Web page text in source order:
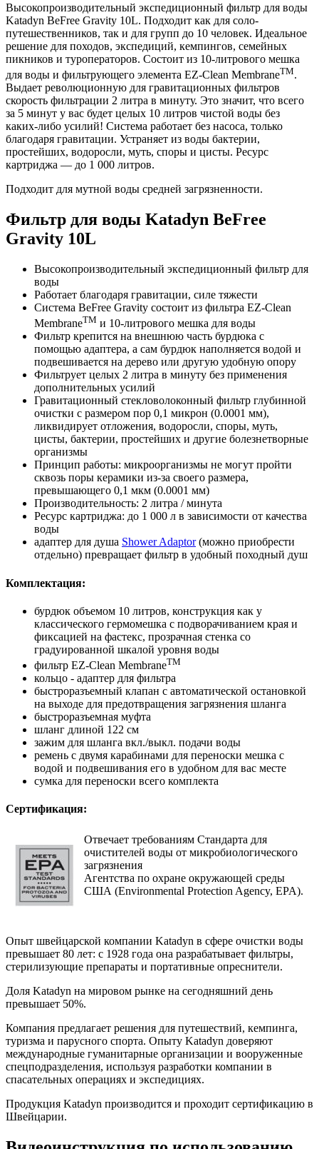
Высокопроизводительный экспедиционный фильтр для воды
Katadyn BeFree Gravity 10L. Подходит как для соло-
путешественников, так и для групп до 10 человек. Идеальное
решение для походов, экспедиций, кемпингов, семейных
пикников и туроператоров. Состоит из 10-литрового мешка
для воды и фильтрующего элемента EZ-Clean MembraneТМ.
Выдает революционную для гравитационных фильтров
скорость фильтрации 2 литра в минуту. Это значит, что всего
за 5 минут у вас будет целых 10 литров чистой воды без
каких-либо усилий! Система работает без насоса, только
благодаря гравитации. Устраняет из воды бактерии,
простейших, водоросли, муть, споры и цисты. Ресурс
картриджа — до 1 000 литров.
Подходит для мутной воды средней загрязненности.
Фильтр для воды Katadyn BeFree
Gravity 10L
Высокопроизводительный экспедиционный фильтр для
воды
Работает благодаря гравитации, силе тяжести
Система BeFree Gravity состоит из фильтра EZ-Clean
MembraneTM и 10-литрового мешка для воды
Фильтр крепится на внешнюю часть бурдюка с
помощью адаптера, а сам бурдюк наполняется водой и
подвешивается на дерево или другую удобную опору
Фильтрует целых 2 литра в минуту без применения
дополнительных усилий
Гравитационный стекловолоконный фильтр глубинной
очистки с размером пор 0,1 микрон (0.0001 мм),
ликвидирует отложения, водоросли, споры, муть,
цисты, бактерии, простейших и другие болезнетворные
организмы
Принцип работы: микроорганизмы не могут пройти
сквозь поры керамики из-за своего размера,
превышающего 0,1 мкм (0.0001 мм)
Производительность: 2 литра / минута
Ресурс картриджа: до 1 000 л в зависимости от качества
воды
адаптер для душа Shower Adaptor(можно приобрести
отдельно) превращает фильтр в удобный походный душ
Комплектация:
бурдюк объемом 10 литров, конструкция как у
классического гермомешка с подворачиванием края и
фиксацией на фастекс, прозрачная стенка со
градуированной шкалой уровня воды
фильтр EZ-Clean MembraneTM
кольцо - адаптер для фильтра
быстроразъемный клапан с автоматической остановкой
на выходе для предотвращения загрязнения шланга
быстроразъемная муфта
шланг длиной 122 см
зажим для шланга вкл./выкл. подачи воды
ремень с двумя карабинами для переноски мешка с
водой и подвешивания его в удобном для вас месте
сумка для переноски всего комплекта
Сертификация:
Отвечает требованиям Стандарта для
очистителей воды от микробиологического
загрязнения
Агентства по охране окружающей среды
США (Environmental Protection Agency, EPA).
Опыт швейцарской компании Katadyn в сфере очистки воды
превышает 80 лет: с 1928 года она разрабатывает фильтры,
стерилизующие препараты и портативные опреснители.
Доля Katadyn на мировом рынке на сегодняшний день
превышает 50%.
Компания предлагает решения для путешествий, кемпинга,
туризма и парусного спорта. Опыту Katadyn доверяют
международные гуманитарные организации и вооруженные
спецподразделения, используя разработки компании в
спасательных операциях и экспедициях.
Продукция Katadyn производится и проходит сертификацию в
Швейцарии.